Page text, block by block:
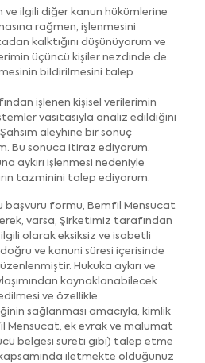
ve ilgili diğer kanun hükümlerine
rağmen, işlenmesini
kalktığını düşünüyorum ve
üçüncü kişiler nezdinde de
bildirilmesini talep
işlenen kişisel verilerimin
vasıtasıyla analiz edildiğini
aleyhine bir sonuç
Bu sonuca itiraz ediyorum.
aykırı işlenmesi nedeniyle
tazminini talep ediyorum.
başvuru formu, Bemfil Mensucat
varsa, Şirketimiz tarafından
olarak eksiksiz ve isabetli
ve kanuni süresi içerisinde
Hukuka aykırı ve
kaynaklanabilecek
ve özellikle
sağlanması amacıyla, kimlik
Mensucat, ek evrak ve malumat
belgesi sureti gibi) talep etme
kapsamında iletmekte olduğunuz